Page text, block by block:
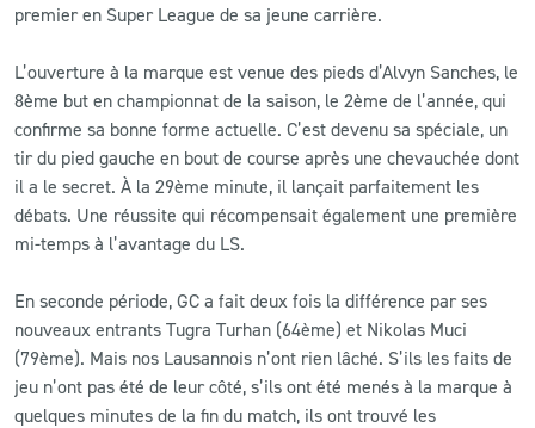
MATCH DES CELEBRITES
PRESSE ET MEDIAS
premier en Super League de sa jeune carrière.
L’ouverture à la marque est venue des pieds d’Alvyn Sanches, le
8ème but en championnat de la saison, le 2ème de l’année, qui
confirme sa bonne forme actuelle. C’est devenu sa spéciale, un
tir du pied gauche en bout de course après une chevauchée dont
il a le secret. À la 29ème minute, il lançait parfaitement les
débats. Une réussite qui récompensait également une première
mi-temps à l’avantage du LS.
En seconde période, GC a fait deux fois la différence par ses
nouveaux entrants Tugra Turhan (64ème) et Nikolas Muci
(79ème). Mais nos Lausannois n’ont rien lâché. S’ils les faits de
jeu n’ont pas été de leur côté, s’ils ont été menés à la marque à
quelques minutes de la fin du match, ils ont trouvé les